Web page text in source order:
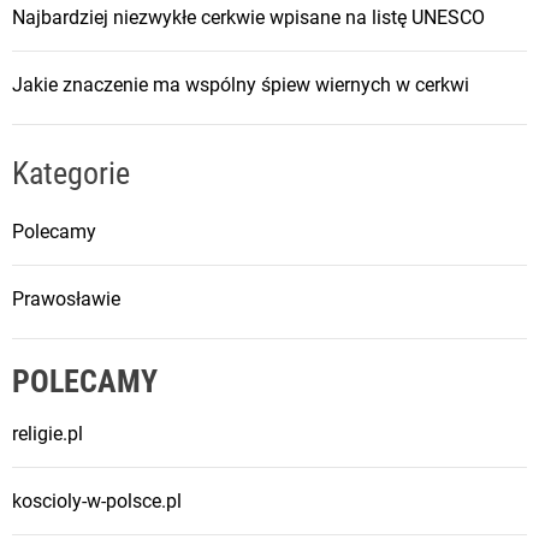
Najbardziej niezwykłe cerkwie wpisane na listę UNESCO
Jakie znaczenie ma wspólny śpiew wiernych w cerkwi
Kategorie
Polecamy
Prawosławie
POLECAMY
religie.pl
koscioly-w-polsce.pl